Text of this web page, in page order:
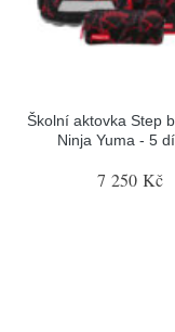
Školní aktovka Step
Ninja Yuma - 5
7 250 Kč